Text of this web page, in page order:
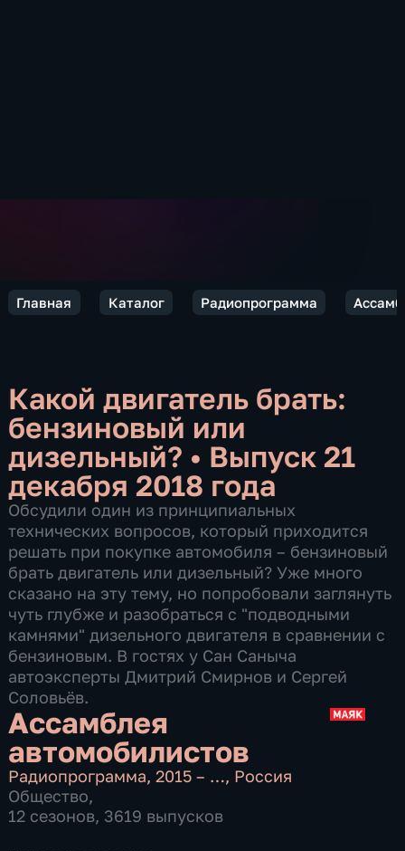
Главная Каталог Радиопрограмма
Какой двигатель брать:
бензиновый или
дизельный? • Выпуск 21
декабря 2018 года
Обсудили один из принципиальных
технических вопросов, который приходится
решать при покупке автомобиля – бензиновый
брать двигатель или дизельный? Уже много
сказано на эту тему, но попробовали заглянуть
чуть глубже и разобраться с "подводными
камнями" дизельного двигателя в сравнении с
бензиновым. В гостях у Сан Саныча
автоэксперты Дмитрий Смирнов и Сергей
Соловьёв.
Ассамблея
автомобилистов
Радиопрограмма,2015 – …, Россия
Общество,
12 сезонов, 3619 выпусков